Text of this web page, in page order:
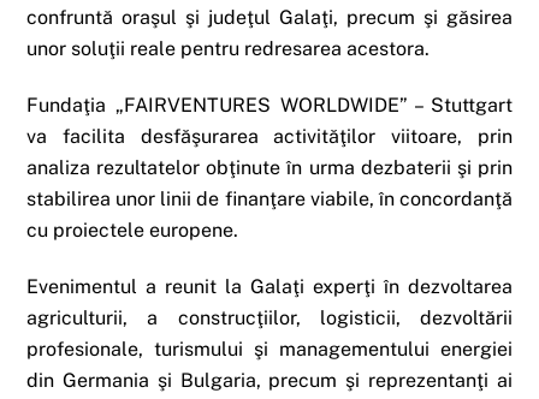
confruntă oraşul şi judeţul Galaţi, precum şi găsirea
unor soluţii reale pentru redresarea acestora.
Fundaţia „FAIRVENTURES WORLDWIDE” – Stuttgart
va facilita desfăşurarea activităţilor viitoare, prin
analiza rezultatelor obţinute în urma dezbaterii şi prin
stabilirea unor linii de finanţare viabile, în concordanţă
cu proiectele europene.
Evenimentul a reunit la Galaţi experţi în dezvoltarea
agriculturii, a construcţiilor, logisticii, dezvoltării
profesionale, turismului şi managementului energiei
din Germania şi Bulgaria, precum şi reprezentanţi ai